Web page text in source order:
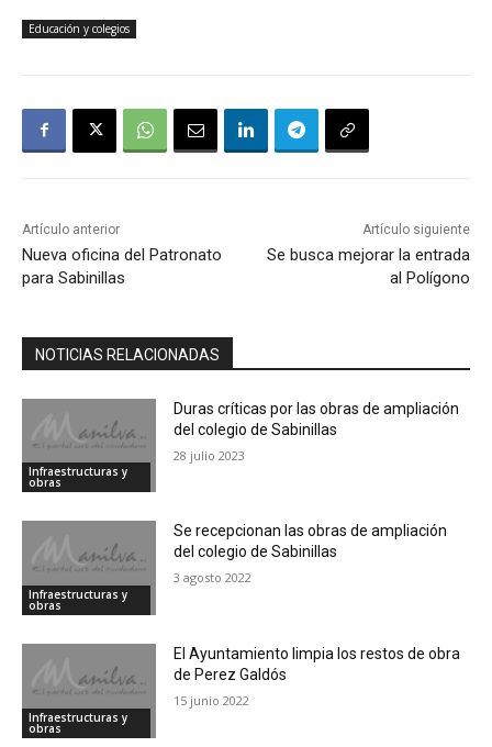
Educación y colegios
Artículo anterior
Nueva oficina del Patronato
para Sabinillas
Artículo siguiente
Se busca mejorar la entrada
al Polígono
NOTICIAS RELACIONADAS
Infraestructuras y
obras
Duras críticas por las obras de ampliación
del colegio de Sabinillas
28 julio 2023
Infraestructuras y
obras
Se recepcionan las obras de ampliación
del colegio de Sabinillas
3 agosto 2022
Infraestructuras y
obras
El Ayuntamiento limpia los restos de obra
de Perez Galdós
15 junio 2022